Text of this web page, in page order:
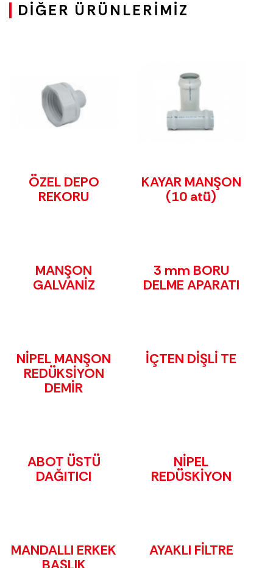
DIĞER ÜRÜNLERIMIZ
ÖZEL DEPO
REKORU
KAYAR MANŞON
(10 atü)
MANŞON
GALVANİZ
3 mm BORU
DELME APARATI
NİPEL MANŞON
REDÜKSİYON
DEMİR
İÇTEN DİŞLİ TE
ABOT ÜSTÜ
DAĞITICI
NİPEL
REDÜSKİYON
MANDALLI ERKEK
AYAKLI FİLTRE